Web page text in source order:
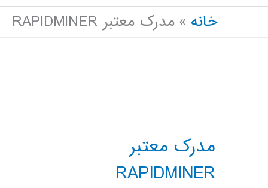
اصلی
خانه مدرک معتبر RAPIDMINER
مدرک معتبر
RAPIDMINER